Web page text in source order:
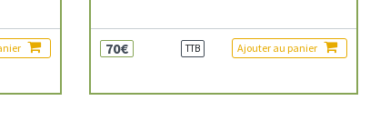
70€ TTB Ajouter au panier